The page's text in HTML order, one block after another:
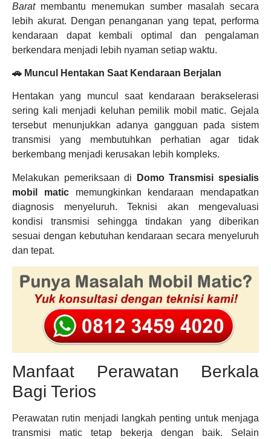
Baratmembantu menemukan sumber masalah secara
lebih akurat. Dengan penanganan yang tepat, performa
kendaraan dapat kembali optimal dan pengalaman
berkendara menjadi lebih nyaman setiap waktu.
🚗 Muncul Hentakan Saat Kendaraan Berjalan
Hentakan yang muncul saat kendaraan berakselerasi
sering kali menjadi keluhan pemilik mobil matic. Gejala
tersebut menunjukkan adanya gangguan pada sistem
transmisi yang membutuhkan perhatian agar tidak
berkembang menjadi kerusakan lebih kompleks.
Melakukan pemeriksaan di Domo Transmisi spesialis
mobil maticmemungkinkan kendaraan mendapatkan
diagnosis menyeluruh. Teknisi akan mengevaluasi
kondisi transmisi sehingga tindakan yang diberikan
sesuai dengan kebutuhan kendaraan secara menyeluruh
dan tepat.
Manfaat Perawatan Berkala
Bagi Terios
Perawatan rutin menjadi langkah penting untuk menjaga
transmisi matic tetap bekerja dengan baik. Selain